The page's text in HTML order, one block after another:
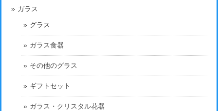
ガラス
グラス
ガラス食器
その他のグラス
ギフトセット
ガラス・クリスタル花器